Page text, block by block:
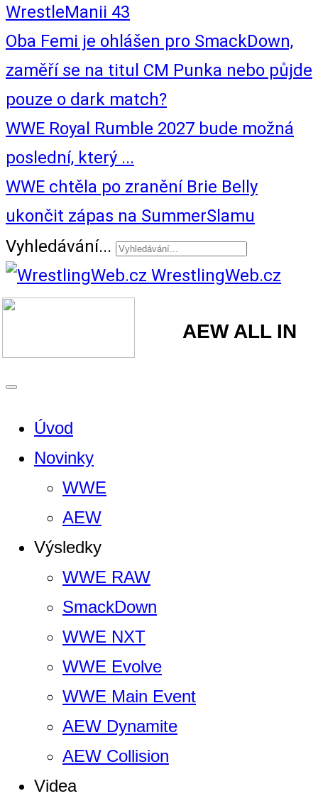
WrestleManii 43
Oba Femi je ohlášen pro SmackDown,
zaměří se na titul CM Punka nebo půjde
pouze o dark match?
WWE Royal Rumble 2027 bude možná
poslední, který ...
WWE chtěla po zranění Brie Belly
ukončit zápas na SummerSlamu
Vyhledávání...
WrestlingWeb.cz
AEW ALL IN
Úvod
Novinky
WWE
AEW
Výsledky
WWE RAW
SmackDown
WWE NXT
WWE Evolve
WWE Main Event
AEW Dynamite
AEW Collision
Videa